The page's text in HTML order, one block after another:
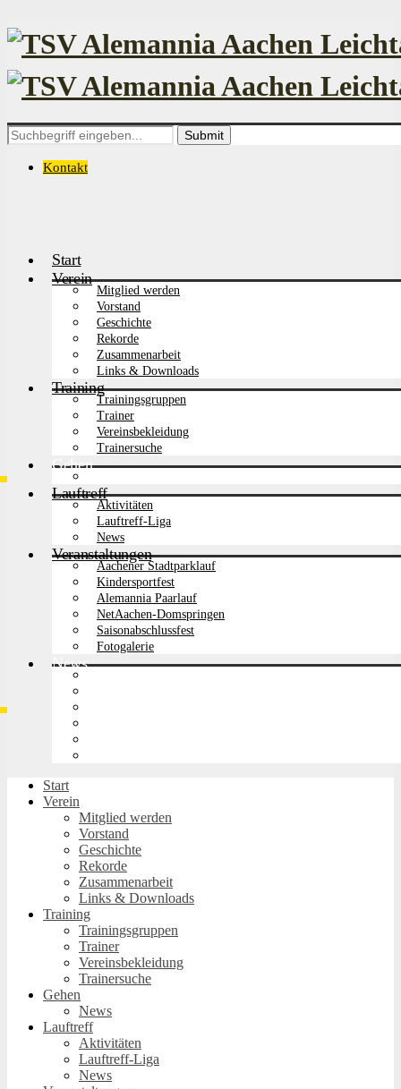
Search
for:
Kontakt
Start
Verein
Mitglied werden
Vorstand
Geschichte
Rekorde
Zusammenarbeit
Links & Downloads
Training
Trainingsgruppen
Trainer
Vereinsbekleidung
Trainersuche
Gehen
Lauftreff
Aktivitäten
Lauftreff-Liga
News
Veranstaltungen
Aachener Stadtparklauf
Kindersportfest
Alemannia Paarlauf
NetAachen-Domspringen
Saisonabschlussfest
Fotogalerie
News
Start
Verein
Mitglied werden
Vorstand
Geschichte
Rekorde
Zusammenarbeit
Links & Downloads
Training
Trainingsgruppen
Trainer
Vereinsbekleidung
Trainersuche
Gehen
News
Lauftreff
Aktivitäten
Lauftreff-Liga
News